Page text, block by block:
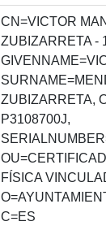
CN=VICTOR
ZUBIZARRETA -
ZUBIZARRETA,
P3108700J,
FÍSICA
C=ES